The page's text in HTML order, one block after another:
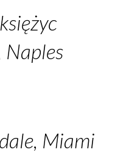
Naples
Miami